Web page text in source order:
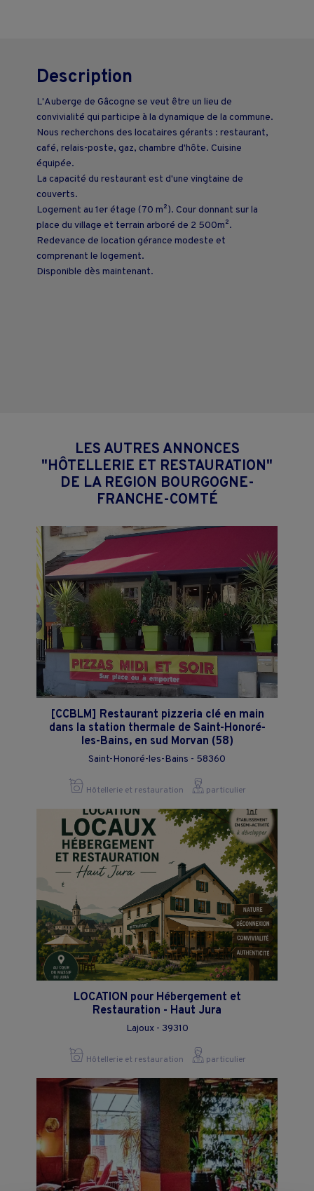
Description
L'Auberge de Gâcogne se veut être un lieu de
convivialité qui participe à la dynamique de la commune.
Nous recherchons des locataires gérants : restaurant,
café, relais-poste, gaz, chambre d'hôte. Cuisine
équipée.
La capacité du restaurant est d'une vingtaine de
couverts.
Logement au 1er étage (70 m²). Cour donnant sur la
place du village et terrain arboré de 2 500m².
Redevance de location gérance modeste et
comprenant le logement.
Disponible dès maintenant.
LES AUTRES ANNONCES
"HÔTELLERIE ET RESTAURATION"
DE LA REGION BOURGOGNE-
FRANCHE-COMTÉ
[CCBLM] Restaurant pizzeria clé en main
dans la station thermale de Saint-Honoré-
les-Bains, en sud Morvan (58)
Saint-Honoré-les-Bains - 58360
Hôtellerie et restauration particulier
LOCATION pour Hébergement et
Restauration - Haut Jura
Lajoux - 39310
Hôtellerie et restauration particulier